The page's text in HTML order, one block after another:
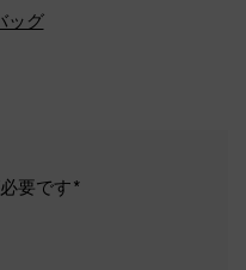
ッグ
要です*